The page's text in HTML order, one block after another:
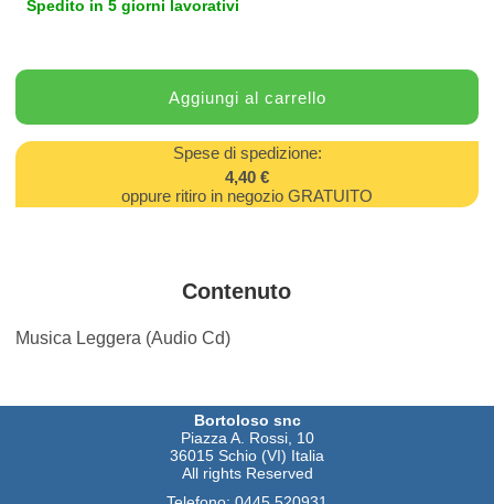
Spedito in 5 giorni lavorativi
Spese di spedizione:
4,40 €
oppure ritiro in negozio GRATUITO
Contenuto
Musica Leggera (Audio Cd)
Bortoloso snc
Piazza A. Rossi, 10
36015 Schio (VI) Italia
All rights Reserved